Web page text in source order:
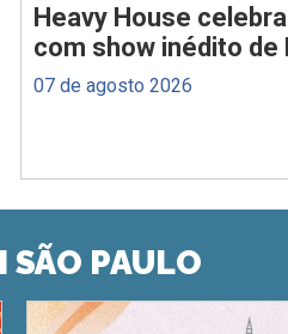
Heavy House
com show inédito de
07 de agosto 2026
SÃO PAULO